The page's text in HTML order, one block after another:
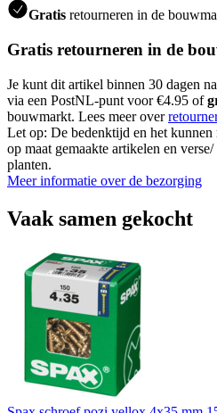
Gratis retourneren in de
Gratis retourneren in de
Je kunt dit artikel binnen 30 dagen
via een PostNL-punt voor €4.95 of
bouwmarkt. Lees meer over
Let op: De bedenktijd en het
op maat gemaakte artikelen en
planten.
Meer informatie over de bezorging
Vaak samen gekocht